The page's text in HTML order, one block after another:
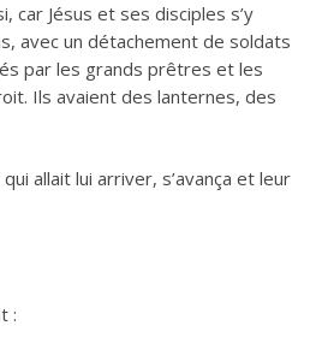
car Jésus et ses disciples s’y
avec un détachement de soldats
par les grands prêtres et les
Ils avaient des lanternes, des
allait lui arriver, s’avança et leur
: